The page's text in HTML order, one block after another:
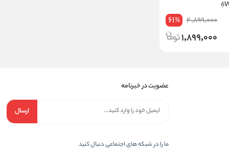
4,899,000
61%
1,899,000
عضویت در خبرنامه
ارسال
ما را در شبکه های اجتماعی دنبال کنید